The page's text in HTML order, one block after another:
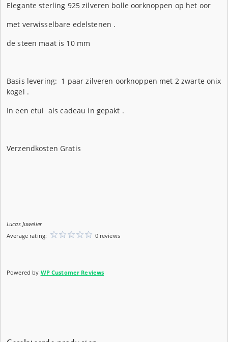
Elegante sterling 925 zilveren bolle oorknoppen op het oor
met verwisselbare edelstenen .
de steen maat is 10 mm
Basis levering: 1 paar zilveren oorknoppen met 2 zwarte onix
kogel .
In een etui als cadeau in gepakt .
Verzendkosten Gratis
Lucas Juwelier
Average rating:
0 reviews
Powered by WP Customer Reviews